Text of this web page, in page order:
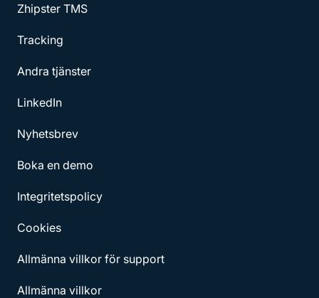
Zhipster TMS
Tracking
Andra tjänster
LinkedIn
Nyhetsbrev
Boka en demo
Integritetspolicy
Cookies
Allmänna villkor för support
Allmänna villkor